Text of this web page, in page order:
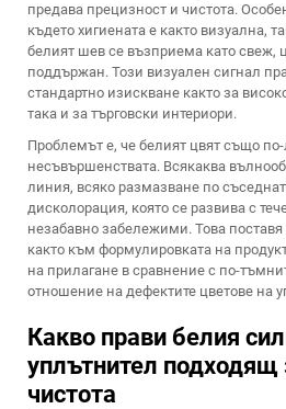
предава прецизност и чистота.
където хигиената е както визуална,
белият шев се възприема като свеж,
поддържан. Този визуален сигнал
стандартно изискване както за
така и за търговски интериори.
Проблемът е, че белият цвят също
несъвършенствата. Всякаква
линия, всяко размазване по
дисколорация, която се развива с
незабавно забележими. Това
както към формулировката на
на прилагане в сравнение с по-
отношение на дефектите цветове на
Какво прави белия
уплътнител подходящ
чистота